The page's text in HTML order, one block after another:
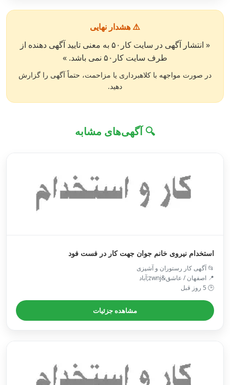
⚠️ هشدار نهایی
« انتشار آگهی در سایت کار۵۰ به معنی تایید آگهی دهنده از
طرف سایت کار۵۰ نمی باشد. »
در صورت مواجهه با کلاهبرداری یا مزاحمت، حتماً آگهی را گزارش
دهید.
🔍 آگهی‌های مشابه
استخدام نیروی خانم جوان جهت کار در فست فود
📂 آگهی کار رستوران و آشپزی
📍 اصفهان / عاشق&zwnj;آباد
🕒 5 روز قبل
مشاهده جزئیات